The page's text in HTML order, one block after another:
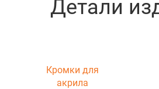
Детали
Кромки для
акрила